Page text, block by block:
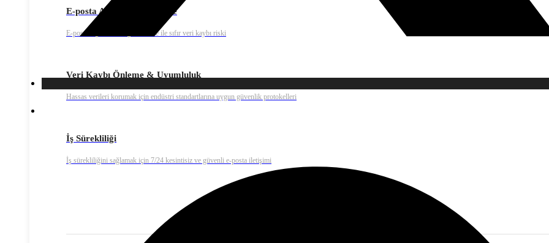
E-posta Arşiv ve Yedekleme
E-posta arşivleme ve yedekleme ile sıfır veri kaybı riski
Veri Kaybı Önleme & Uyumluluk
Hassas verileri korumak için endüstri standartlarına uygun güvenlik protokelleri
İş Sürekliliği
İş sürekliliğini sağlamak için 7/24 kesintisiz ve güvenli e-posta iletişimi